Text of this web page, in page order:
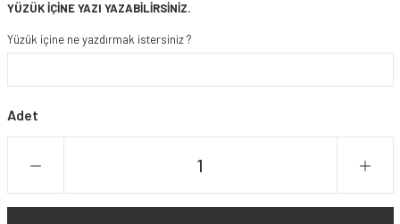
YÜZÜK İÇİNE YAZI YAZABİLİRSİNİZ.
Yüzük içine ne yazdırmak istersiniz ?
Adet